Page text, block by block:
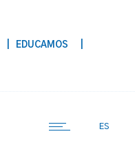
| EDUCAMOS
ES